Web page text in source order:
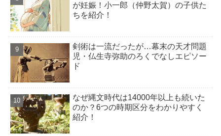
が妊娠！小一郎（仲野太賀）の子供た
ちを紹介！
剣術は一流だったが…幕末の天才問題
児・仏生寺弥助のろくでなしエピソー
ド
なぜ縄文時代は14000年以上も続いた
のか？6つの時期区分をわかりやすく
紹介！